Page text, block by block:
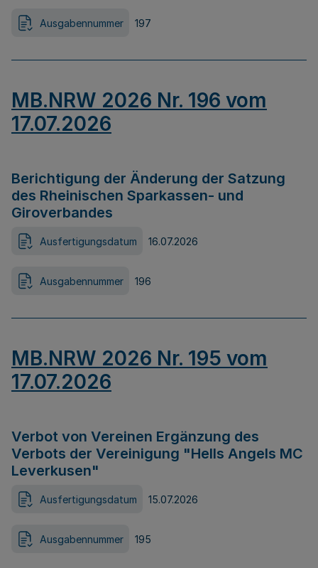
Ausgabennummer 197
MB.NRW 2026 Nr. 196 vom
17.07.2026
Berichtigung der Änderung der Satzung
des Rheinischen Sparkassen- und
Giroverbandes
Ausfertigungsdatum 16.07.2026
Ausgabennummer 196
MB.NRW 2026 Nr. 195 vom
17.07.2026
Verbot von Vereinen Ergänzung des
Verbots der Vereinigung "Hells Angels MC
Leverkusen"
Ausfertigungsdatum 15.07.2026
Ausgabennummer 195